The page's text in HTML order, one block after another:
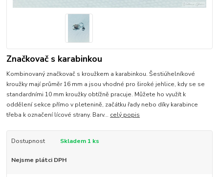
Značkovač s karabinkou
Kombinovaný značkovač s kroužkem a karabinkou. Šestiúhelníkové
kroužky mají průměr 16 mm a jsou vhodné pro široké jehlice, kdy se se
standardními 10 mm kroužky obtížně pracuje. Můžete ho využít k
oddělení sekce přímo v pletenině, začátku řady nebo díky karabince
třeba k označení lícové strany. Barv... celý popis
Dostupnost Skladem 1 ks
Nejsme plátci DPH